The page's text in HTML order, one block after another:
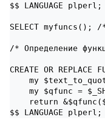
$$ LANGUAGE plperl;
SELECT myfuncs();
/* Определение
CREATE OR
my
my $qfunc =
return
$$ LANGUAGE plperl;